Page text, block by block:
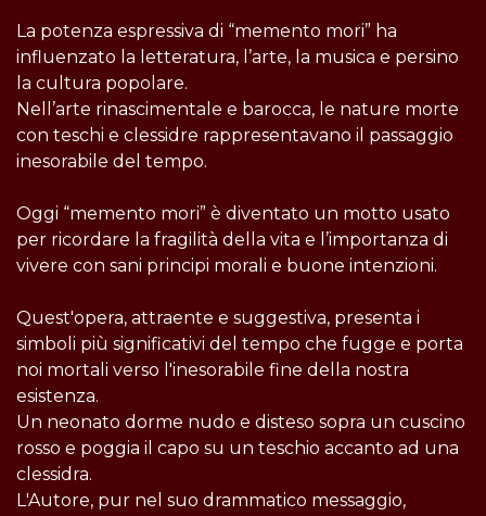
La potenza espressiva di “memento mori” ha
influenzato la letteratura, l’arte, la musica e persino
la cultura popolare.
Nell’arte rinascimentale e barocca, le nature morte
con teschi e clessidre rappresentavano il passaggio
inesorabile del tempo.
Oggi “memento mori” è diventato un motto usato
per ricordare la fragilità della vita e l’importanza di
vivere con sani principi morali e buone intenzioni.
Quest'opera, attraente e suggestiva, presenta i
simboli più significativi del tempo che fugge e porta
noi mortali verso l'inesorabile fine della nostra
esistenza.
Un neonato dorme nudo e disteso sopra un cuscino
rosso e poggia il capo su un teschio accanto ad una
clessidra.
L'Autore, pur nel suo drammatico messaggio,